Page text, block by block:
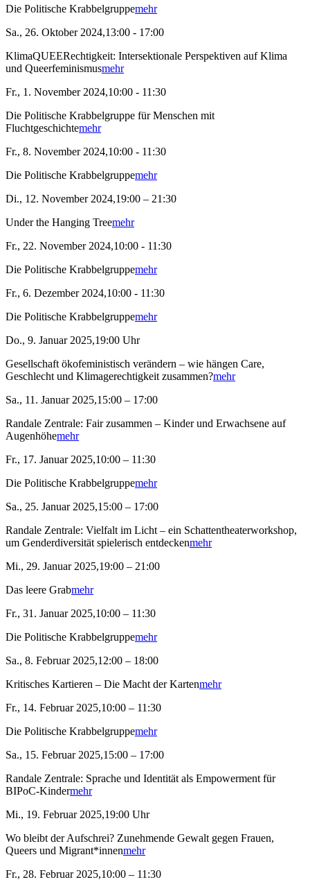
Die Politische Krabbelgruppemehr
Sa., 26. Oktober 2024,13:00 - 17:00
KlimaQUEERechtigkeit: Intersektionale Perspektiven auf Klima
und Queerfeminismusmehr
Fr., 1. November 2024,10:00 - 11:30
Die Politische Krabbelgruppe für Menschen mit
Fluchtgeschichtemehr
Fr., 8. November 2024,10:00 - 11:30
Die Politische Krabbelgruppemehr
Di., 12. November 2024,19:00 – 21:30
Under the Hanging Treemehr
Fr., 22. November 2024,10:00 - 11:30
Die Politische Krabbelgruppemehr
Fr., 6. Dezember 2024,10:00 - 11:30
Die Politische Krabbelgruppemehr
Do., 9. Januar 2025,19:00 Uhr
Gesellschaft ökofeministisch verändern – wie hängen Care,
Geschlecht und Klimagerechtigkeit zusammen?mehr
Sa., 11. Januar 2025,15:00 – 17:00
Randale Zentrale: Fair zusammen – Kinder und Erwachsene auf
Augenhöhemehr
Fr., 17. Januar 2025,10:00 – 11:30
Die Politische Krabbelgruppemehr
Sa., 25. Januar 2025,15:00 – 17:00
Randale Zentrale: Vielfalt im Licht – ein Schattentheaterworkshop,
um Genderdiversität spielerisch entdeckenmehr
Mi., 29. Januar 2025,19:00 – 21:00
Das leere Grabmehr
Fr., 31. Januar 2025,10:00 – 11:30
Die Politische Krabbelgruppemehr
Sa., 8. Februar 2025,12:00 – 18:00
Kritisches Kartieren – Die Macht der Kartenmehr
Fr., 14. Februar 2025,10:00 – 11:30
Die Politische Krabbelgruppemehr
Sa., 15. Februar 2025,15:00 – 17:00
Randale Zentrale: Sprache und Identität als Empowerment für
BIPoC-Kindermehr
Mi., 19. Februar 2025,19:00 Uhr
Wo bleibt der Aufschrei? Zunehmende Gewalt gegen Frauen,
Queers und Migrant*innenmehr
Fr., 28. Februar 2025,10:00 – 11:30